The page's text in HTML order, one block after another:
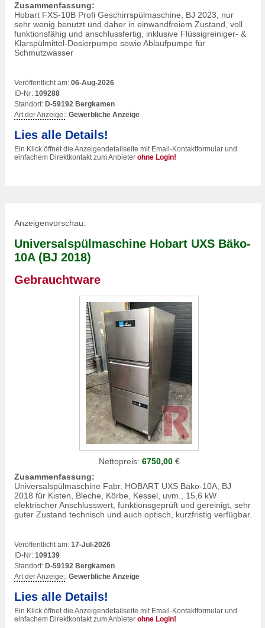
Zusammenfassung:
Hobart FXS-10B Profi Geschirrspülmaschine, BJ 2023, nur
sehr wenig benutzt und daher in einwandfreiem Zustand, voll
funktionsfähig und anschlussfertig, inklusive Flüssigreiniger- &
Klarspülmittel-Dosierpumpe sowie Ablaufpumpe für
Schmutzwasser
Veröffentlicht am: 06-Aug-2026
ID-Nr: 109288
Standort: D-59192 Bergkamen
Art der Anzeige:: Gewerbliche Anzeige
Lies alle Details!
Ein Klick öffnet die Anzeigendetailseite mit Email-Kontaktformular und
einfachem Direktkontakt zum Anbieter ohne Login!
Anzeigenvorschau:
Universalspülmaschine Hobart UXS Bäko-
10A (BJ 2018)
Gebrauchtware
Nettopreis: 6750,00€
Zusammenfassung:
Universalspülmaschine Fabr. HOBART UXS Bäko-10A, BJ
2018 für Kisten, Bleche, Körbe, Kessel, uvm., 15,6 kW
elektrischer Anschlusswert, funktionsgeprüft und gereinigt, sehr
guter Zustand technisch und auch optisch, kurzfristig verfügbar.
Veröffentlicht am: 17-Jul-2026
ID-Nr: 109139
Standort: D-59192 Bergkamen
Art der Anzeige:: Gewerbliche Anzeige
Lies alle Details!
Ein Klick öffnet die Anzeigendetailseite mit Email-Kontaktformular und
einfachem Direktkontakt zum Anbieter ohne Login!